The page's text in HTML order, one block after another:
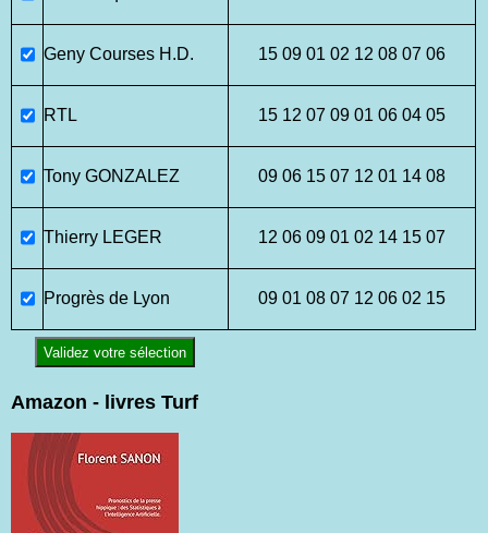
Geny Courses H.D. 15 09 01 02 12 08 07 06
RTL 15 12 07 09 01 06 04 05
Tony GONZALEZ 09 06 15 07 12 01 14 08
Thierry LEGER 12 06 09 01 02 14 15 07
Progrès de Lyon 09 01 08 07 12 06 02 15
Validez votre sélection
Amazon - livres Turf